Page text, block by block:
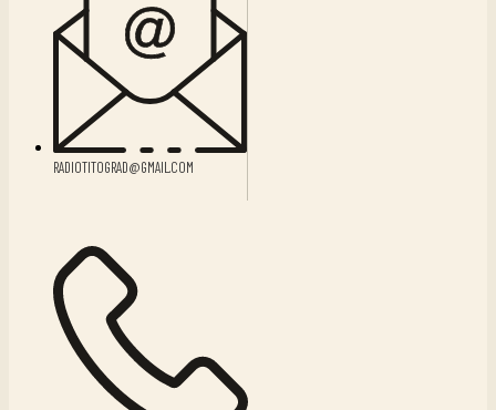
RADIOTITOGRAD@GMAIL.COM